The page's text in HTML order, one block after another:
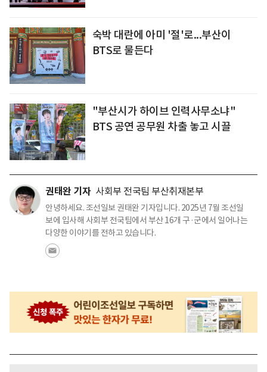
숙박 대란에 아미 '절'로...부산이
BTS로 물든다
"부산시가 하이브 인력사무소냐"
BTS 공연 공무원 차출 놓고 시끌
권태완 기자 사회부 전국팀 부산취재본부
안녕하세요. 조선일보 권태완 기자입니다. 2025년 7월 조선일
보에 입사해 사회부 전국팀에서 부산 16개 구·군에서 일어나는
다양한 이야기를 전하고 있습니다.